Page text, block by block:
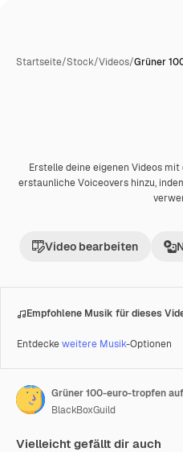
Startseite/Stock/Videos/Grüner
Premium
Erstelle deine eigenen Videos mit
erstaunliche Voiceovers hinzu,
Video bearbeiten
Empfohlene Musik für dieses
Entdeckeweitere Musik-Optionen
Grüner 100-euro-tropfen
BlackBoxGuild
Vielleicht gefällt dir auch